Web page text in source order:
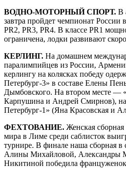
ВОДНО-МОТОРНЫЙ СПОРТ. В
завтра пройдет чемпионат России
PR2, PR3, PR4. В классе PR1
ограничена, лодки развивают
КЕРЛИНГ. На домашнем
паралимпийцев из России,
керлингу на колясках победу
Петербург-3» в составе Елены
Дымбовского. На втором месте —
Карпушина и Андрей Смирнов),
Петербург-1» (Яна Красовская и
ФЕХТОВАНИЕ. Женская
мира в Лиме среди саблисток
турнире. В финале наша сборная в
Алины Михайловой, Александры
Никитиной победила